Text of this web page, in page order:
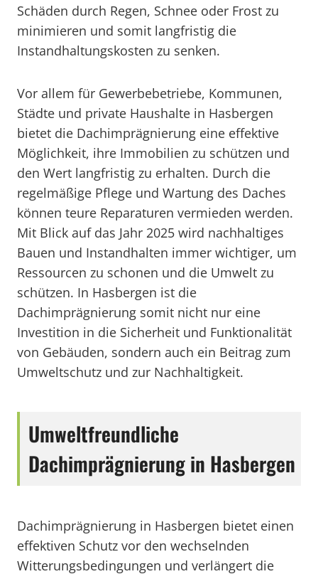
Schäden durch Regen, Schnee oder Frost zu
minimieren und somit langfristig die
Instandhaltungskosten zu senken.
Vor allem für Gewerbebetriebe, Kommunen,
Städte und private Haushalte in Hasbergen
bietet die Dachimprägnierung eine effektive
Möglichkeit, ihre Immobilien zu schützen und
den Wert langfristig zu erhalten. Durch die
regelmäßige Pflege und Wartung des Daches
können teure Reparaturen vermieden werden.
Mit Blick auf das Jahr 2025 wird nachhaltiges
Bauen und Instandhalten immer wichtiger, um
Ressourcen zu schonen und die Umwelt zu
schützen. In Hasbergen ist die
Dachimprägnierung somit nicht nur eine
Investition in die Sicherheit und Funktionalität
von Gebäuden, sondern auch ein Beitrag zum
Umweltschutz und zur Nachhaltigkeit.
Umweltfreundliche
Dachimprägnierung in Hasbergen
Dachimprägnierung in Hasbergen bietet einen
effektiven Schutz vor den wechselnden
Witterungsbedingungen und verlängert die